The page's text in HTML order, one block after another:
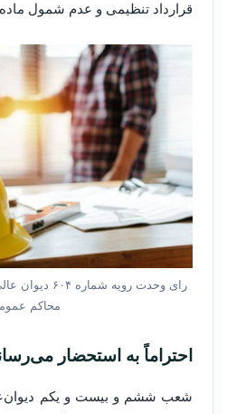
قرارداد تنظیمی و عدم شمول ماده (۱۵۷) قانون کار
رای و‌حدت‌
محاکم
احتراماً به استحضار
شعب ششم و بیست و یکم